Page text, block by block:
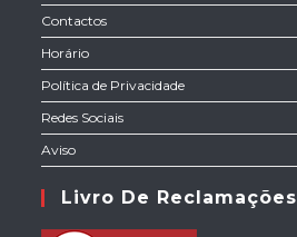
Contactos
Horário
Política de Privacidade
Redes Sociais
Aviso
Livro De Reclamações